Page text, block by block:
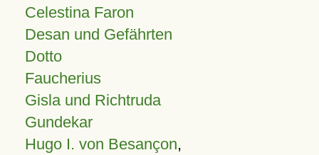
Celestina Faron
Desan und Gefährten
Dotto
Faucherius
Gisla und Richtruda
Gundekar
Hugo I. von Besançon,